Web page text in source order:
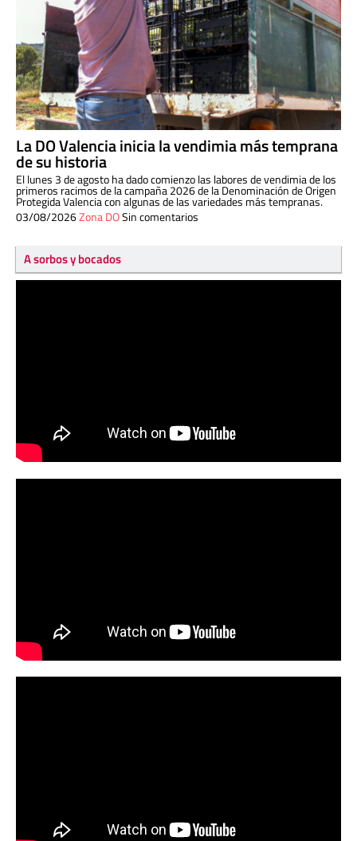
La DO Valencia inicia la vendimia más temprana
de su historia
El lunes 3 de agosto ha dado comienzo las labores de vendimia de los
primeros racimos de la campaña 2026 de la Denominación de Origen
Protegida Valencia con algunas de las variedades más tempranas.
03/08/2026Zona DOSin comentarios
A sorbos y bocados